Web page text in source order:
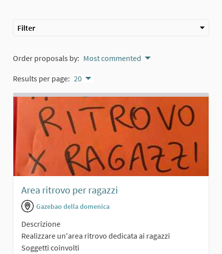
Filter
Order proposals by: Most commented
Results per page: 20
Area ritrovo per ragazzi
Gazebao della domenica
Descrizione
Realizzare un'area ritrovo dedicata ai ragazzi
Soggetti coinvolti